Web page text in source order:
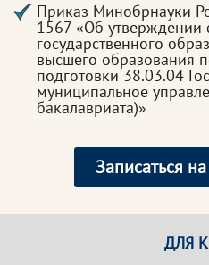
Приказ Минобрнауки
1567 «Об утверждении
государственного
высшего образования
подготовки 38.03.04
муниципальное
бакалавриата)»
Записаться
ДЛЯ